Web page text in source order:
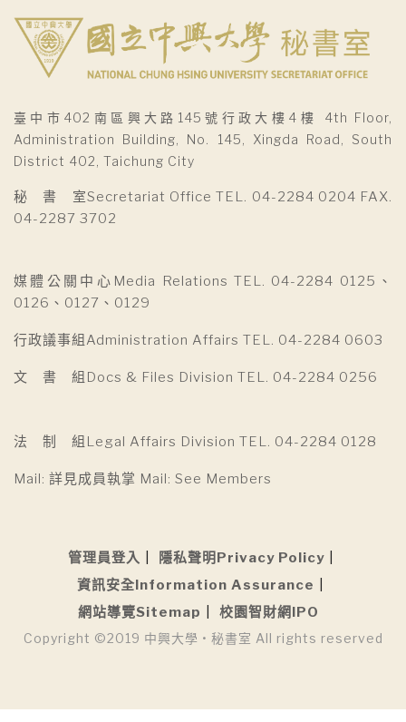
臺中市402南區興大路145號行政大樓4樓 4th Floor,
Administration Building, No. 145, Xingda Road, South
District 402, Taichung City
秘 書 室Secretariat Office TEL. 04-2284 0204 FAX.
04-2287 3702
媒體公關中心Media Relations TEL. 04-2284 0125、
0126、0127、0129
行政議事組Administration Affairs TEL. 04-2284 0603
文 書 組Docs & Files Division TEL. 04-2284 0256
法 制 組Legal Affairs Division TEL. 04-2284 0128
Mail: 詳見成員執掌 Mail: See Members
管理員登入
隱私聲明Privacy Policy
資訊安全Information Assurance
網站導覽Sitemap
校園智財網IPO
Copyright ©2019 中興大學 • 秘書室 All rights reserved